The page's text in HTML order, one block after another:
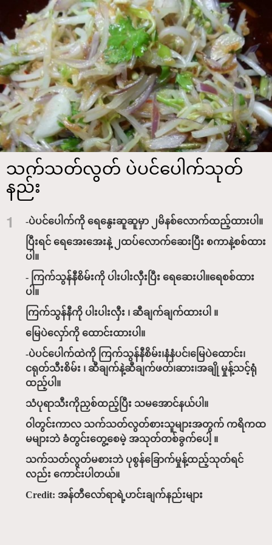
သက်သတ်လွတ် ပဲပင်ပေါက်သုတ်
နည်း
1
-ပဲပင်ပေါက်ကို ရေနွေးဆူဆူမှာ ၂မိနစ်လောက်ထည့်ထားပါ။
ပြီးရင် ရေအေးအေးနဲ့ ၂ထပ်လောက်ဆေးပြီး စကာနဲ့စစ်ထား
ပါ။
- ကြက်သွန်နီစိမ်းကို ပါးပါးလှီးပြီး ရေဆေးပါ။ရေစစ်ထား
ပါ။
ကြက်သွန်နီကို ပါးပါးလှီး ၊ ဆီချက်ချက်ထားပါ ။
မြေပဲလှော်ကို ထောင်းထားပါ။
-ပဲပင်ပေါက်ထဲကို ကြက်သွန်နီစိမ်း၊နံနံပင်၊မြေပဲထောင်း၊
ငရုတ်သီးစိမ်း ၊ ဆီချက်နဲ့ဆီချက်ဖတ်၊ဆား၊အချို မှုန့်သင့်ရုံ
ထည့်ပါ။
သံပုရာသီးကိုညှစ်ထည့်ပြီး သမအောင်နယ်ပါ။
ဝါတွင်းကာလ သက်သတ်လွတ်စားသူများအတွက် ကရိကထ
မများဘဲ ခံတွင်းတွေ့စေမဲ့ အသုတ်တစ်ခွက်ပေါ့ ။
သက်သတ်လွတ်မစားဘဲ ပုစွန်ခြောက်မှုန့်ထည့်သုတ်ရင်
လည်း ကောင်းပါတယ်။
Credit: အန်တီလော်ရာရဲ့ဟင်းချက်နည်းများ